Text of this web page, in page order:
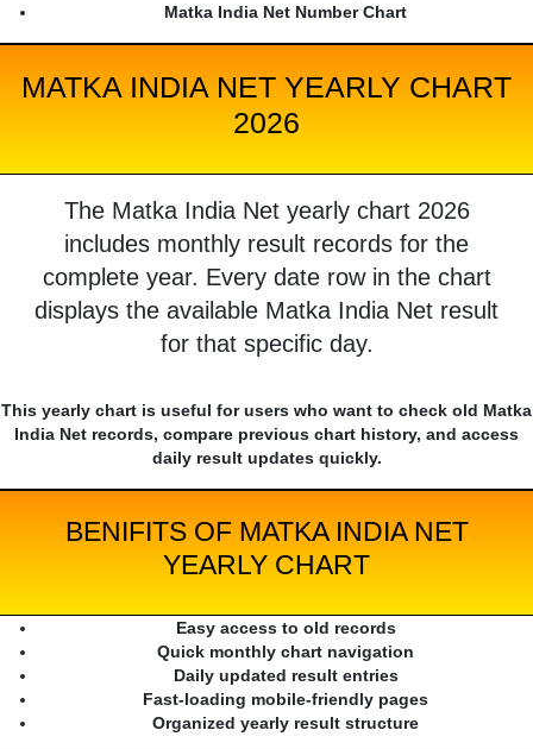
Matka India Net Number Chart
MATKA INDIA NET YEARLY CHART
2026
The Matka India Net yearly chart 2026
includes monthly result records for the
complete year. Every date row in the chart
displays the available Matka India Net result
for that specific day.
This yearly chart is useful for users who want to check old Matka
India Net records, compare previous chart history, and access
daily result updates quickly.
BENIFITS OF MATKA INDIA NET
YEARLY CHART
Easy access to old records
Quick monthly chart navigation
Daily updated result entries
Fast-loading mobile-friendly pages
Organized yearly result structure